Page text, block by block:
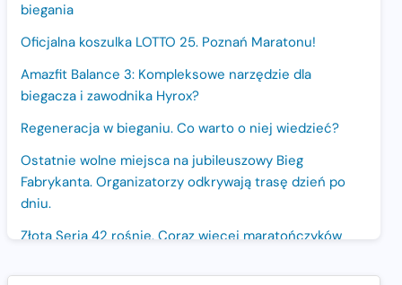
biegania
Oficjalna koszulka LOTTO 25. Poznań Maratonu!
Amazfit Balance 3: Kompleksowe narzędzie dla
biegacza i zawodnika Hyrox?
Regeneracja w bieganiu. Co warto o niej wiedzieć?
Ostatnie wolne miejsca na jubileuszowy Bieg
Fabrykanta. Organizatorzy odkrywają trasę dzień po
dniu.
Złota Seria 42 rośnie. Coraz więcej maratończyków
Polsce